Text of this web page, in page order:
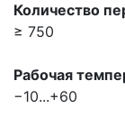
Количество
≥ 750
Рабочая
−10...+60